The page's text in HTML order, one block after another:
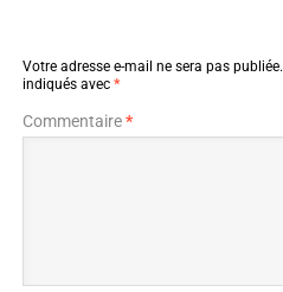
Votre adresse e-mail ne sera pas publiée.
indiqués avec *
Commentaire*